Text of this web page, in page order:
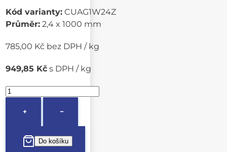
Kód varianty: CUAG1W24Z
Průměr: 2,4 x 1000 mm
785,00 Kč bez DPH / kg
949,85 Kč s DPH / kg
+ −